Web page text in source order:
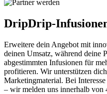
DripDrip-
Erweitere dein Angebot mit
deinen Umsatz, während deine
abgestimmten Infusionen für
profitieren. Wir unterstützen
Marketingmaterial. Bei
– wir melden uns innerhalb von